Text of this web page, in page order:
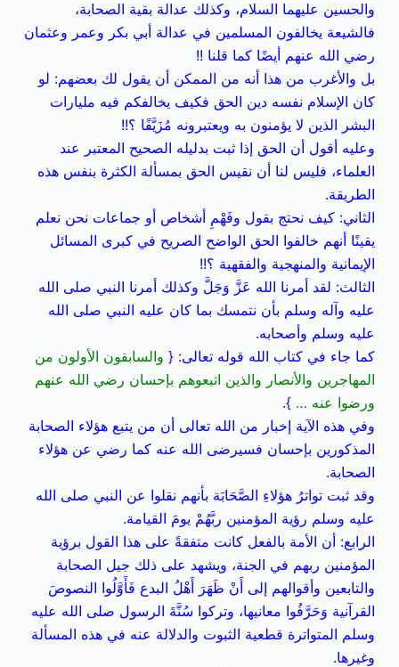
والحسين عليهما السلام، وكذلك عدالة بقية الصحابة،
فالشيعة يخالفون المسلمين في عدالة أبي بكر وعمر وعثمان
رضي الله عنهم أيضًا كما قلنا !!
بل والأغرب من هذا أنه من الممكن أن يقول لك بعضهم: لو
كان الإسلام نفسه دين الحق فكيف يخالفكم فيه مليارات
البشر الذين لا يؤمنون به ويعتبرونه مُزَيَّفًا ؟!!
وعليه أقول أن الحق إذا ثبت بدليله الصحيح المعتبر عند
العلماء، فليس لنا أن نقيس الحق بمسألة الكثرة بنفس هذه
الطريقة.
الثاني: كيف نحتج بقول وفَهْمِ أشخاص أو جماعات نحن نعلم
يقينًا أنهم خالفوا الحق الواضح الصريح في كبرى المسائل
الإيمانية والمنهجية والفقهية ؟!!
الثالث: لقد أمرنا الله عَزَّ وَجَلَّ وكذلك أمرنا النبي صلى الله
عليه وآله وسلم بأن نتمسك بما كان عليه النبي صلى الله
عليه وسلم وأصحابه.
كما جاء في كتاب الله قوله تعالى: { والسابقون الأولون من
المهاجرين والأنصار والذين اتبعوهم بإحسان رضي الله عنهم
ورضوا عنه … }.
وفي هذه الآية إخبار من الله تعالى أن من يتبع هؤلاء الصحابة
المذكورين بإحسان فسيرضى الله عنه كما رضي عن هؤلاء
الصحابة.
وقد ثبت تواترُ هؤلاءِ الصَّحَابَة بأنهم نقلوا عن النبي صلى الله
عليه وسلم رؤية المؤمنين ربَّهُمْ يومَ القيامة.
الرابع: أن الأمة بالفعل كانت متفقةً على هذا القول برؤية
المؤمنين ربهم في الجنة، ويشهد على ذلك جيل الصحابة
والتابعين وأقوالهم إلى أَنْ ظَهَرَ أَهْلُ البدع فَأَوَّلُوا النصوصَ
القرآنية وَحَرَّفُوا معانيها، وتركوا سُنَّةَ الرسول صلى الله عليه
وسلم المتواترة قطعية الثبوت والدلالة عنه في هذه المسألة
وغيرها.